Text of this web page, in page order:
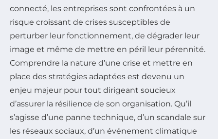
connecté, les entreprises sont confrontées à un
risque croissant de crises susceptibles de
perturber leur fonctionnement, de dégrader leur
image et même de mettre en péril leur pérennité.
Comprendre la nature d’une crise et mettre en
place des stratégies adaptées est devenu un
enjeu majeur pour tout dirigeant soucieux
d’assurer la résilience de son organisation. Qu’il
s’agisse d’une panne technique, d’un scandale sur
les réseaux sociaux, d’un événement climatique